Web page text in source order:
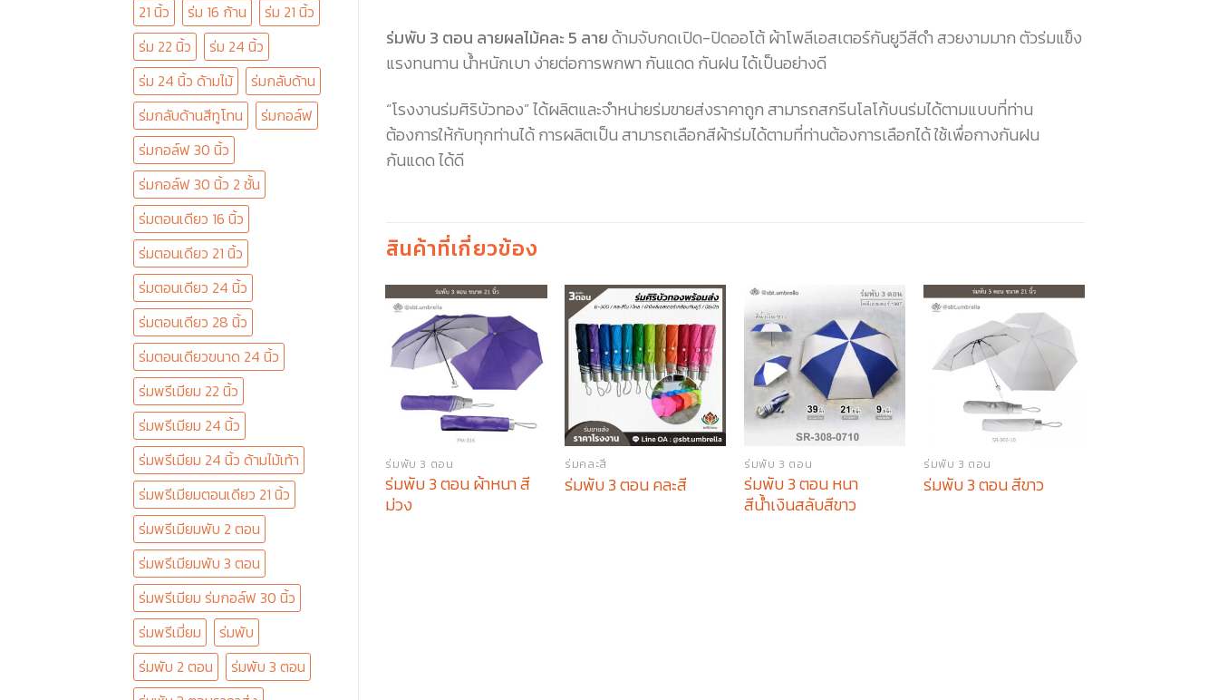
21 นิ้ว ร่ม 16 ก้าน
ร่ม 21 นิ้ว
ร่ม 22 นิ้ว
ร่ม 24 นิ้ว
ร่ม 24 นิ้ว ด้ามไม้
ร่มกลับด้าน
ร่มกลับด้านสีทูโทน
ร่มกอล์ฟ
ร่มกอล์ฟ 30 นิ้ว
ร่มกอล์ฟ 30 นิ้ว 2 ชั้น
ร่มตอนเดียว 16 นิ้ว
ร่มตอนเดียว 21 นิ้ว
ร่มตอนเดียว 24 นิ้ว
ร่มตอนเดียว 28 นิ้ว
ร่มตอนเดียวขนาด 24 นิ้ว
ร่มพรีเมียม 22 นิ้ว
ร่มพรีเมียม 24 นิ้ว
ร่มพรีเมียม 24 นิ้ว ด้ามไม้เท้า
ร่มพรีเมียมตอนเดียว 21 นิ้ว
ร่มพรีเมียมพับ 2 ตอน
ร่มพรีเมียมพับ 3 ตอน
ร่มพรีเมียม ร่มกอล์ฟ 30 นิ้ว
ร่มพรีเมี่ยม
ร่มพับ
ร่มพับ 2 ตอน
ร่มพับ 3 ตอน
ร่มพับ 3 ตอน ลายผลไม้คละ 5 ลายด้ามจับกดเปิด-ปิดออโต้ ผ้าโพลีเอสเตอร์กันยูวีสีดำ สวยงามมาก ตัวร่มแข็ง
แรงทนทาน น้ำหนักเบา ง่ายต่อการพกพา กันแดด กันฝน ได้เป็นอย่างดี
“โรงงานร่มศิริบัวทอง” ได้ผลิตและจำหน่ายร่มขายส่งราคาถูก สามารถสกรีนโลโก้บนร่มได้ตามแบบที่ท่าน
ต้องการให้กับทุกท่านได้ การผลิตเป็น สามารถเลือกสีผ้าร่มได้ตามที่ท่านต้องการเลือกได้ ใช้เพื่อกางกันฝน
กันแดด ได้ดี
สินค้าที่เกี่ยวข้อง
ร่มพับ 3 ตอน
ร่มพับ 3 ตอน ผ้าหนา สี
ม่วง
ร่มคละสี
ร่มพับ 3 ตอน คละสี
ร่มพับ 3 ตอน
ร่มพับ 3 ตอน หนา
สีน้ำเงินสลับสีขาว
ร่มพับ 3 ตอน
ร่มพับ 3 ตอน สีขาว